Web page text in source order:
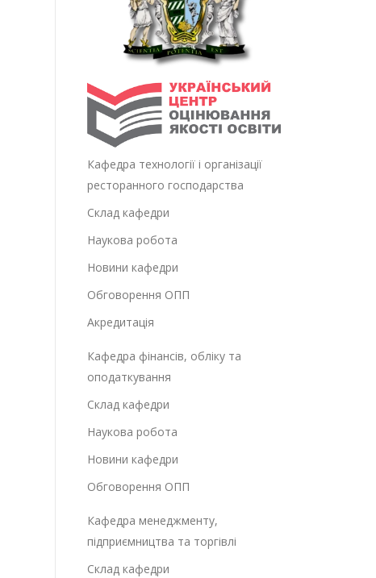
Кафедра технології і організації
ресторанного господарства
Склад кафедри
Наукова робота
Новини кафедри
Обговорення ОПП
Акредитація
Кафедра фінансів, обліку та
оподаткування
Склад кафедри
Наукова робота
Новини кафедри
Обговорення ОПП
Кафедра менеджменту,
підприємництва та торгівлі
Склад кафедри